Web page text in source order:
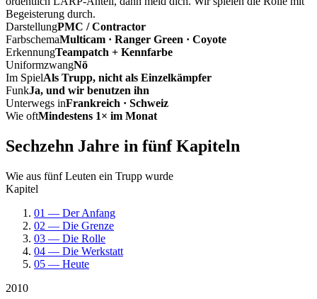
Begeisterung durch.
DarstellungPMC / Contractor
FarbschemaMulticam · Ranger Green · Coyote
ErkennungTeampatch + Kennfarbe
UniformzwangNö
Im SpielAls Trupp, nicht als Einzelkämpfer
FunkJa, und wir benutzen ihn
Unterwegs inFrankreich · Schweiz
Wie oftMindestens 1× im Monat
Sechzehn Jahre in fünf Kapiteln
Wie aus fünf Leuten ein Trupp wurde
Kapitel
01 — Der Anfang
02 — Die Grenze
03 — Die Rolle
04 — Die Werkstatt
05 — Heute
2010